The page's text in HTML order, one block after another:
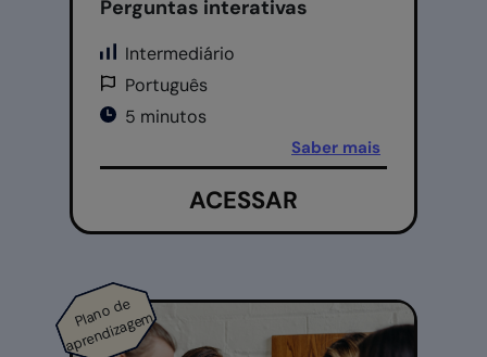
Perguntas interativas
Intermediário
Português
5 minutos
Saber mais
ACESSAR
Pl
a
n
o
d
e
a
pr
e
n
di
z
a
g
e
m